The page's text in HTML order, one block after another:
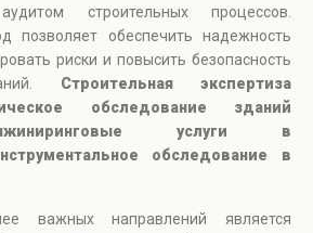
строительных процессов.
позволяет обеспечить надежность
риски и повысить безопасность
Строительная экспертиза
обследование зданий
услуги в
обследование в
важных направлений является